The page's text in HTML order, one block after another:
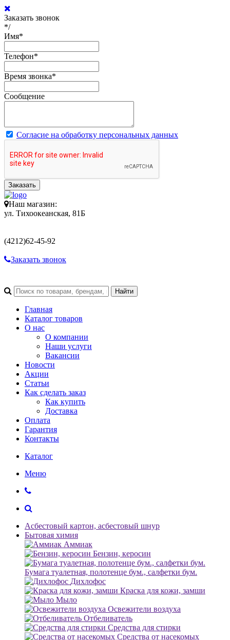
Заказать звонок
*/
Имя*
Телефон*
Время звонка*
Сообщение
Согласие на обработку персональных данных
Заказать
Наш магазин:
ул. Тихоокеанская, 81Б
(4212)62-45-92
Заказать звонок
Главная
Каталог товаров
О нас
О компании
Наши услуги
Вакансии
Новости
Акции
Статьи
Как сделать заказ
Как купить
Доставка
Оплата
Гарантия
Контакты
Каталог
Меню
Асбестовый картон, асбестовый шнур
Бытовая химия
Аммиак
Бензин, керосин
Бумага туалетная, полотенце бум., салфетки бум.
Дихлофос
Краска для кожи, замши
Мыло
Освежители воздуха
Отбеливатель
Средства для стирки
Средства от насекомых